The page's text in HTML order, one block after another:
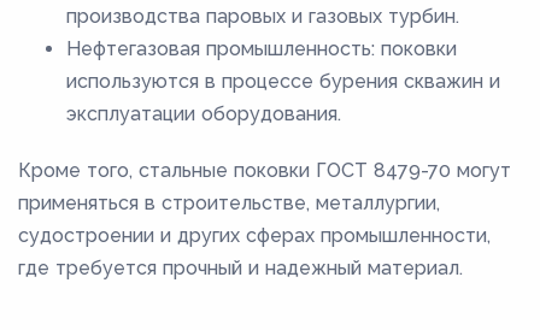
производства паровых и газовых турбин.
Нефтегазовая промышленность: поковки
используются в процессе бурения скважин и
эксплуатации оборудования.
Кроме того, стальные поковки ГОСТ 8479-70 могут
применяться в строительстве, металлургии,
судостроении и других сферах промышленности,
где требуется прочный и надежный материал.